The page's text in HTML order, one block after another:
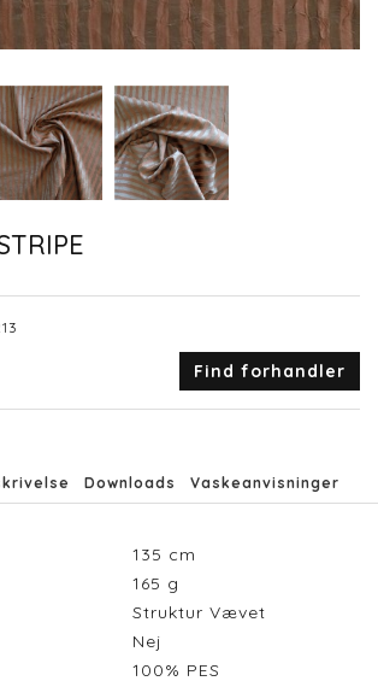
Find forhandler
Downloads Vaskeanvisninger
135 cm
165 g
Struktur Vævet
Nej
100% PES